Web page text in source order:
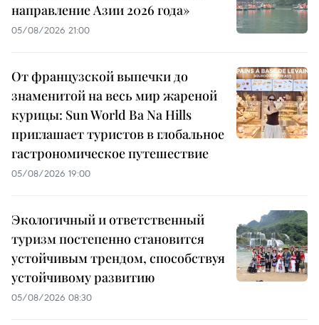
направление Азии 2026 года»
05/08/2026 21:00
От французской выпечки до
знаменитой на весь мир жареной
курицы: Sun World Ba Na Hills
приглашает туристов в глобальное
гастрономическое путешествие
05/08/2026 19:00
Экологичный и ответственный
туризм постепенно становится
устойчивым трендом, способствуя
устойчивому развитию
05/08/2026 08:30